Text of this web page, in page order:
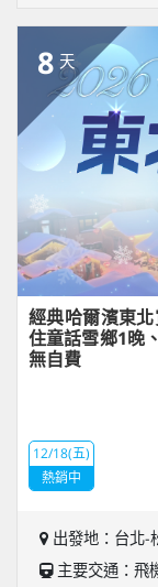
8 天
經典哈爾濱東
住童話雪鄉1晚
無自費
12/18(五)
熱銷中
出發地：台北-
主要交通：飛